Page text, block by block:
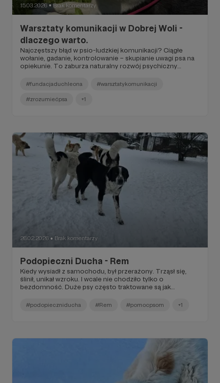
15.03.2026 ● Brak komentarzy
Warsztaty komunikacji w Dobrej Woli -
dlaczego warto.
Najczęstszy błąd w psio-ludzkiej komunikacji? Ciągłe
wołanie, gadanie, kontrolowanie – skupianie uwagi psa na
opiekunie. To zaburza naturalny rozwój psychiczny
uczyć samodzielności i zrównoważenia.
#fundacjaduchleona #warsztatykomunikacji
#zrozumiećpsa +1
26.02.2026 ● Brak komentarzy
Podopieczni Ducha - Rem
Kiedy wysiadł z samochodu, był przerażony. Trząsł się,
ślinił, unikał wzroku. I wcale nie chodziło tylko o
bezdomność. Duże psy często traktowane są jak
Nerwowa atmosfera, obława, szybki załadunek, transport
bez chwili oddechu.
#podopieczniducha #Rem #pomocpsom +1